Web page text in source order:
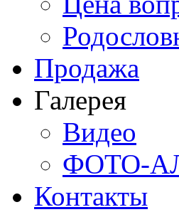
Продажа
Галерея
Видео
ФОТО-
Контакты